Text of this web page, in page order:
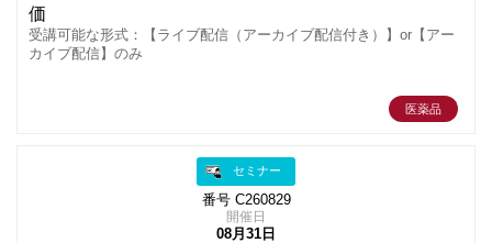
価
受講可能な形式：【ライブ配信（アーカイブ配信付き）】or【アー
カイブ配信】のみ
医薬品
セミナー
番号 C260829
開催日
08月31日